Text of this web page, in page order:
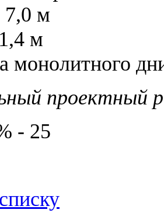
м
м
монолитного
проектный
- 25